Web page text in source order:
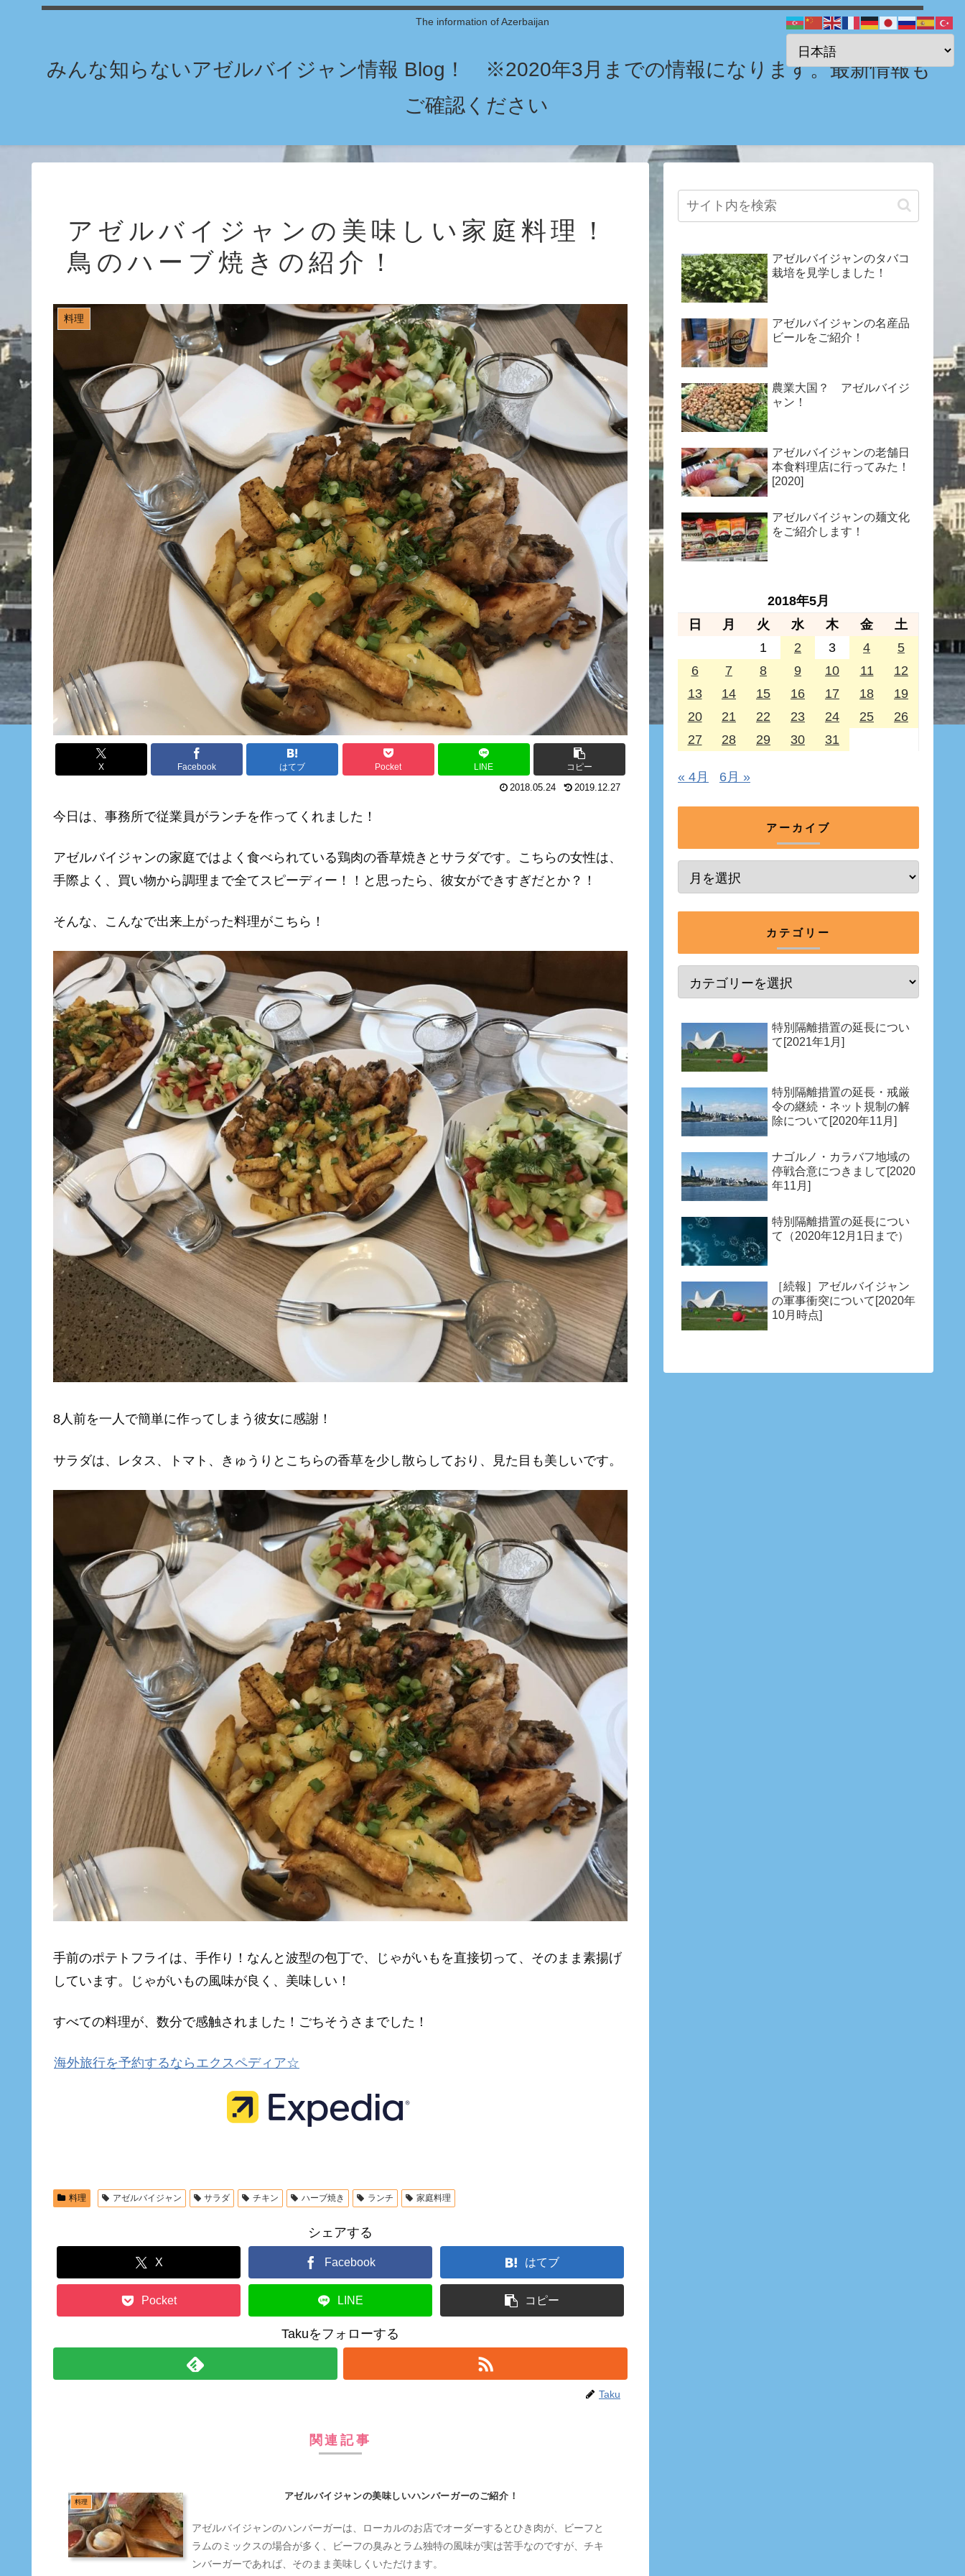
The information of Azerbaijan
みんな知らないアゼルバイジャン情報 Blog！ ※2020年3月までの情報になります。最新情報も
ご確認ください
アゼルバイジャンの美味しい家庭料理！
鳥のハーブ焼きの紹介！
料理
X Facebook はてブ Pocket LINE コピー
2018.05.24 2019.12.27
今日は、事務所で従業員がランチを作ってくれました！
アゼルバイジャンの家庭ではよく食べられている鶏肉の香草焼きとサラダです。こちらの女性は、
手際よく、買い物から調理まで全てスピーディー！！と思ったら、彼女ができすぎだとか？！
そんな、こんなで出来上がった料理がこちら！
8人前を一人で簡単に作ってしまう彼女に感謝！
サラダは、レタス、トマト、きゅうりとこちらの香草を少し散らしており、見た目も美しいです。
手前のポテトフライは、手作り！なんと波型の包丁で、じゃがいもを直接切って、そのまま素揚げ
しています。じゃがいもの風味が良く、美味しい！
すべての料理が、数分で感触されました！ごちそうさまでした！
海外旅行を予約するならエクスペディア☆
料理 アゼルバイジャン サラダ チキン ハーブ焼き ランチ 家庭料理
シェアする
X Facebook はてブ
Pocket LINE コピー
Takuをフォローする
Taku
関連記事
料理
アゼルバイジャンの美味しいハンバーガーのご紹介！
アゼルバイジャンのハンバーガーは、ローカルのお店でオーダーするとひき肉が、ビーフと
ラムのミックスの場合が多く、ビーフの臭みとラム独特の風味が実は苦手なのですが、チキ
ンバーガーであれば、そのまま美味しくいただけます。
アゼルバイジャンのタバコ
栽培を見学しました！
アゼルバイジャンの名産品
ビールをご紹介！
農業大国？ アゼルバイジ
ャン！
アゼルバイジャンの老舗日
本食料理店に行ってみた！
[2020]
アゼルバイジャンの麺文化
をご紹介します！
2018年5月
日
月 火 水 木 金
土
1
2 3 4
5
6
7 8 9 10 11
12
13
14 15 16 17 18
19
20
21 22 23 24 25
26
27
28 29 30 31
« 4月 6月 »
アーカイブ
カテゴリー
特別隔離措置の延長につい
て[2021年1月]
特別隔離措置の延長・戒厳
令の継続・ネット規制の解
除について[2020年11月]
ナゴルノ・カラバフ地域の
停戦合意につきまして[2020
年11月]
特別隔離措置の延長につい
て（2020年12月1日まで）
［続報］アゼルバイジャン
の軍事衝突について[2020年
10月時点]